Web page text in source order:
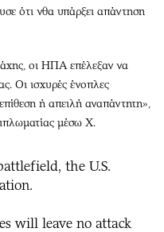
ότι νθα υπάρξει απάντηση
οι ΗΠΑ επέλεξαν να
Οι ισχυρές ένοπλες
ή απειλή αναπάντητη»,
μέσω X.
the U.S.
will leave no attack